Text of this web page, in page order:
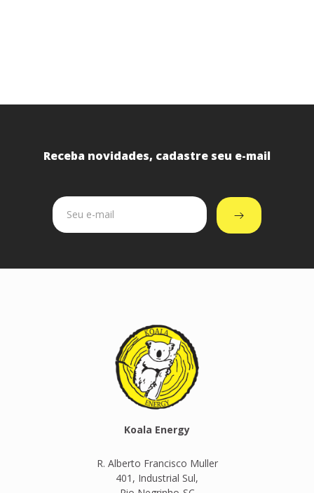
Receba novidades, cadastre seu e-mail
Koala Energy
R. Alberto Francisco Muller
401, Industrial Sul,